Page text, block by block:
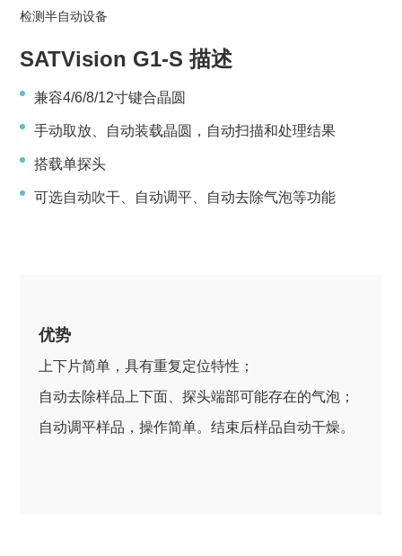
检测半自动设备
SATVision G1-S 描述
兼容4/6/8/12寸键合晶圆
手动取放、自动装载晶圆，自动扫描和处理结果
搭载单探头
可选自动吹干、自动调平、自动去除气泡等功能
优势
上下片简单，具有重复定位特性；
自动去除样品上下面、探头端部可能存在的气泡；
自动调平样品，操作简单。结束后样品自动干燥。